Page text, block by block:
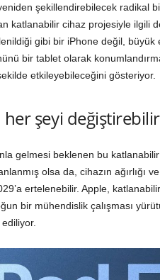
şekillendirebilecek radikal
katlanabilir cihaz projesiyle ilgili
gibi bir iPhone değil, büyük
bir tablet olarak
etkileyebileceğini gösteriyor.
şeyi değiştirebilir
gelmesi beklenen bu
olsa da, cihazın ağırlığı
ertelenebilir. Apple, katlanabilir
bir mühendislik çalışması